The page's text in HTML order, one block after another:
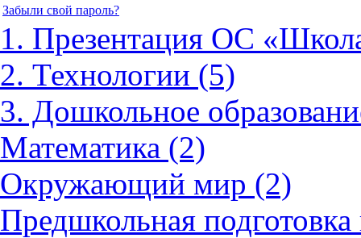
Забыли свой пароль?
1. Презентация ОС
2. Технологии (5)
3. Дошкольное
Математика (2)
Окружающий мир (2)
Предшкольная